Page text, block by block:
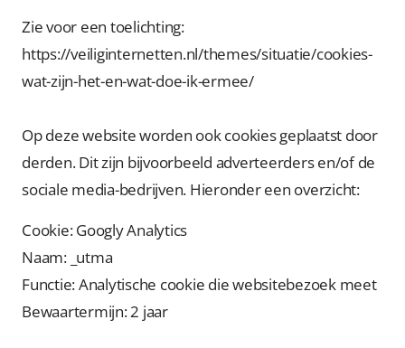
Zie voor een toelichting:
https://veiliginternetten.nl/themes/situatie/cookies-
wat-zijn-het-en-wat-doe-ik-ermee/
Op deze website worden ook cookies geplaatst door
derden. Dit zijn bijvoorbeeld adverteerders en/of de
sociale media-bedrijven. Hieronder een overzicht:
Cookie: Googly Analytics
Naam: _utma
Functie: Analytische cookie die websitebezoek meet
Bewaartermijn: 2 jaar